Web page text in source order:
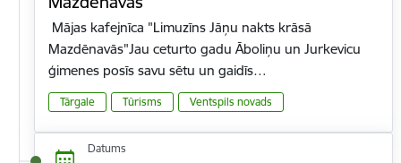
Mājas kafejnīca "Limuzīns Jāņu nakts krāsā
Mazdēnavās"Jau ceturto gadu Āboliņu un Jurkevicu
ģimenes posīs savu sētu un gaidīs…
Tārgale Tūrisms Ventspils novads
Datums